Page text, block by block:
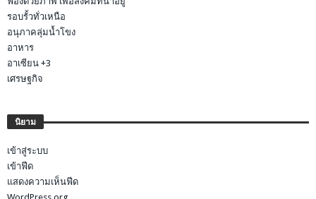
รอบรั้วทั่วเหนือ
อนุภาคลุ่มน้ำโขง
อาหาร
อาเซียน +3
เศรษฐกิจ
นิยาม
เข้าสู่ระบบ
เข้าฟีด
แสดงความเห็นฟีด